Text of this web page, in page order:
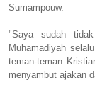
Sumampouw.
"Saya sudah
Muhamadiyah
teman-teman
menyambut ajakan